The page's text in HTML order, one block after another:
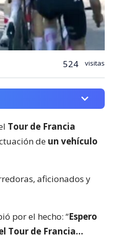
524 visitas
Tour de Francia
de un vehículo
aficionados y
por el hecho: “Espero
Tour de Francia…